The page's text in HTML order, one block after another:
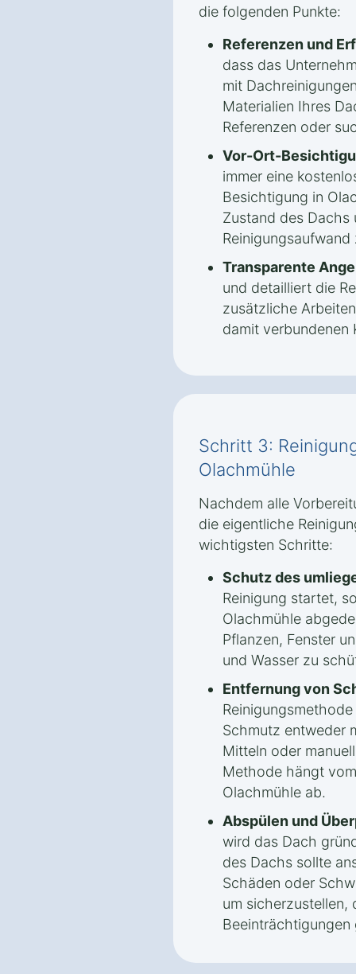
die folgenden Punkte:
Referenzen und
dass das
mit
Materialien Ihres
Referenzen oder
Vor-Ort-
immer eine
Besichtigung in
Zustand des
Transparente
und detailliert die
zusätzliche
damit verbundenen
Schritt 3:
Olachmühle
Nachdem alle
die eigentliche
wichtigsten Schritte:
Schutz des
Reinigung startet,
Olachmühle
Pflanzen, Fenster
und Wasser zu
Entfernung von
Schmutz entweder
Mitteln oder
Methode hängt
Olachmühle ab.
Abspülen und
wird das Dach
des Dachs sollte
Schäden oder
um sicherzustellen,
Beeinträchtigungen